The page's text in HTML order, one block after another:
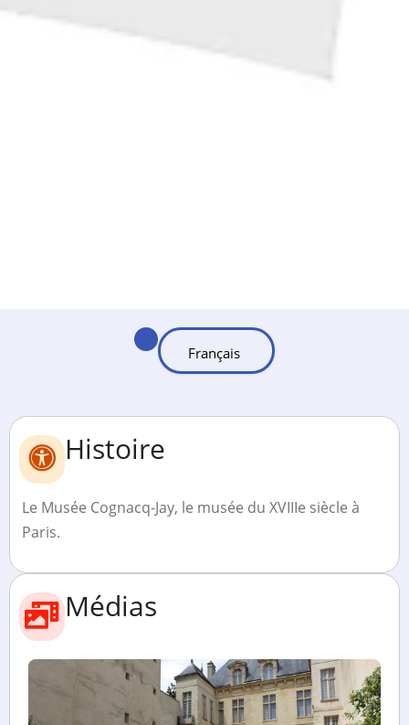
Histoire
Le Musée Cognacq-Jay, le musée du XVIIIe siècle à
Paris.
Médias